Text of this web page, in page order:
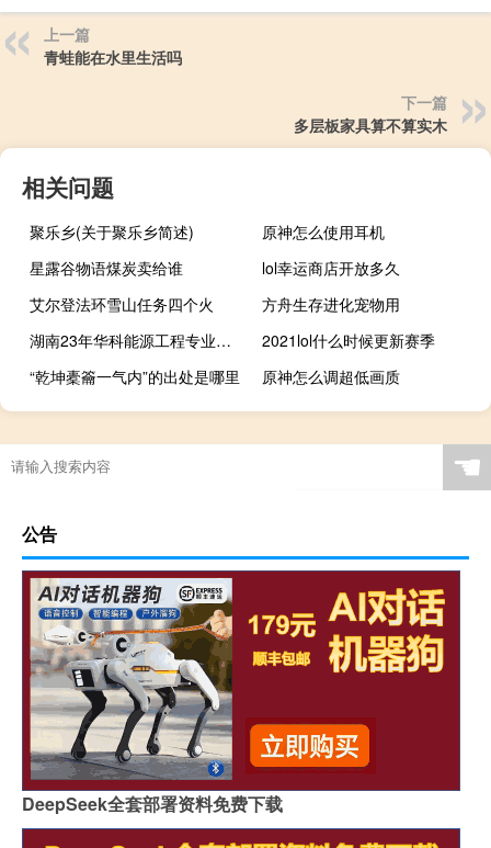
上一篇
青蛙能在水里生活吗
下一篇
多层板家具算不算实木
相关问题
聚乐乡(关于聚乐乡简述)
原神怎么使用耳机
星露谷物语煤炭卖给谁
lol幸运商店开放多久
艾尔登法环雪山任务四个火
方舟生存进化宠物用
湖南23年华科能源工程专业最高录取分是多少 湖南大学录取分数线2023
2021lol什么时候更新赛季
“乾坤橐籥一气内”的出处是哪里
原神怎么调超低画质
☚
公告
DeepSeek全套部署资料免费下载